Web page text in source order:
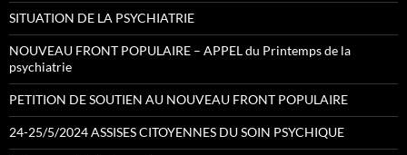
SITUATION DE LA PSYCHIATRIE
NOUVEAU FRONT POPULAIRE – APPEL du Printemps de la
psychiatrie
PETITION DE SOUTIEN AU NOUVEAU FRONT POPULAIRE
24-25/5/2024 ASSISES CITOYENNES DU SOIN PSYCHIQUE